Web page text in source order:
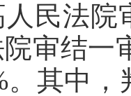
民法院
审结一
。其中